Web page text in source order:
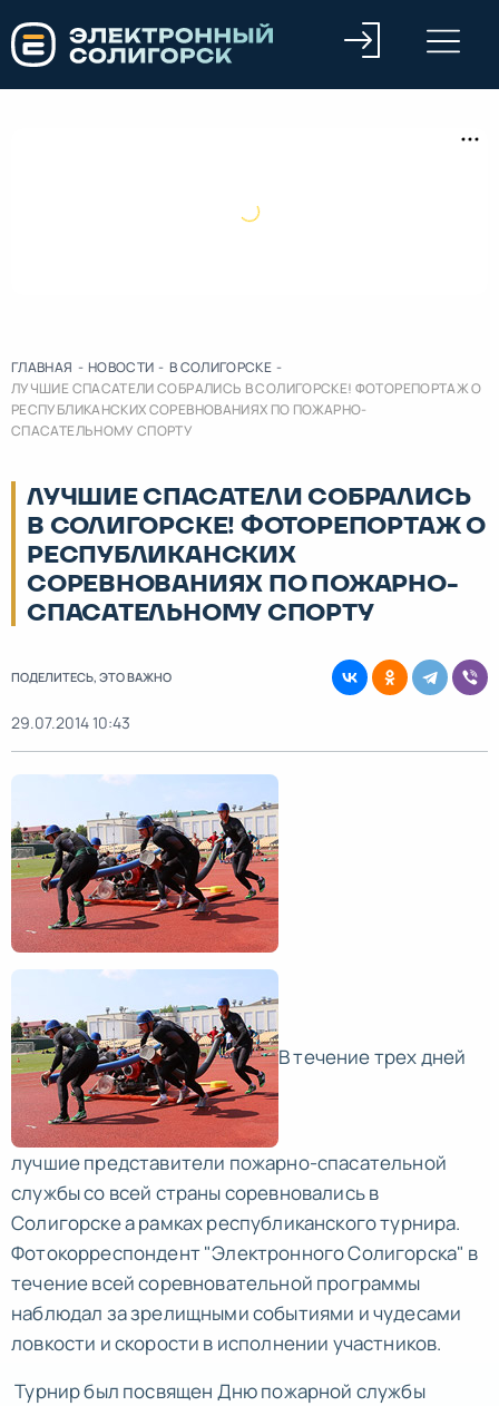
ГЛАВНАЯ - НОВОСТИ - В СОЛИГОРСКЕ -
ЛУЧШИЕ СПАСАТЕЛИ СОБРАЛИСЬ В СОЛИГОРСКЕ! ФОТОРЕПОРТАЖ О
РЕСПУБЛИКАНСКИХ СОРЕВНОВАНИЯХ ПО ПОЖАРНО-
СПАСАТЕЛЬНОМУ СПОРТУ
ЛУЧШИЕ СПАСАТЕЛИ СОБРАЛИСЬ
В СОЛИГОРСКЕ! ФОТОРЕПОРТАЖ О
РЕСПУБЛИКАНСКИХ
СОРЕВНОВАНИЯХ ПО ПОЖАРНО-
СПАСАТЕЛЬНОМУ СПОРТУ
ПОДЕЛИТЕСЬ, ЭТО ВАЖНО
29.07.2014 10:43
В течение трех дней
лучшие представители пожарно-спасательной
службы со всей страны соревновались в
Солигорске а рамках республиканского турнира.
Фотокорреспондент "Электронного Солигорска" в
течение всей соревновательной программы
наблюдал за зрелищными событиями и чудесами
ловкости и скорости в исполнении участников.
Турнир был посвящен Дню пожарной службы